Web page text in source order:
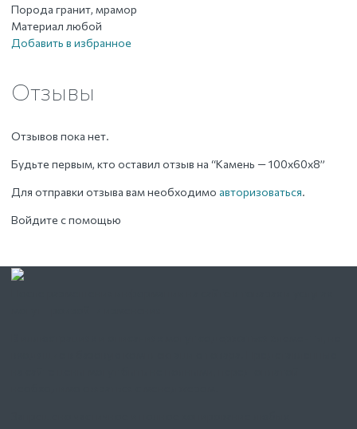
Порода гранит, мрамор
Материал любой
Добавить в избранное
Отзывы
Отзывов пока нет.
Будьте первым, кто оставил отзыв на “Камень — 100х60х8”
Для отправки отзыва вам необходимо авторизоваться.
Войдите с помощью